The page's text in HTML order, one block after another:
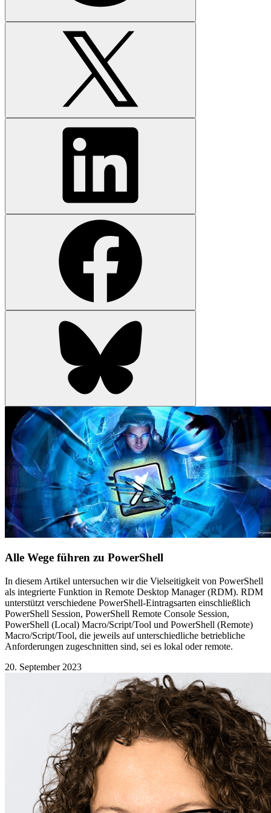
Alle Wege führen zu PowerShell
In diesem Artikel untersuchen wir die Vielseitigkeit von PowerShell
als integrierte Funktion in Remote Desktop Manager (RDM). RDM
unterstützt verschiedene PowerShell-Eintragsarten einschließlich
PowerShell Session, PowerShell Remote Console Session,
PowerShell (Local) Macro/Script/Tool und PowerShell (Remote)
Macro/Script/Tool, die jeweils auf unterschiedliche betriebliche
Anforderungen zugeschnitten sind, sei es lokal oder remote.
20. September 2023